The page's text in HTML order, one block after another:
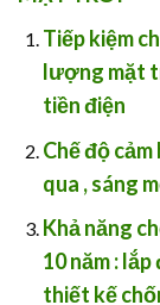
Tiếp kiệm
lượng mặt
tiền điện
Chế độ cảm
qua , sáng
Khả năng
10 năm :lắp
thiết kế